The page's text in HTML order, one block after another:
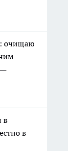
очищаю
—
в
в